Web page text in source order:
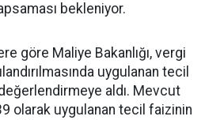
bekleniyor.
göre Maliye Bakanlığı, vergi
uygulanan tecil
aldı. Mevcut
olarak uygulanan tecil faizinin